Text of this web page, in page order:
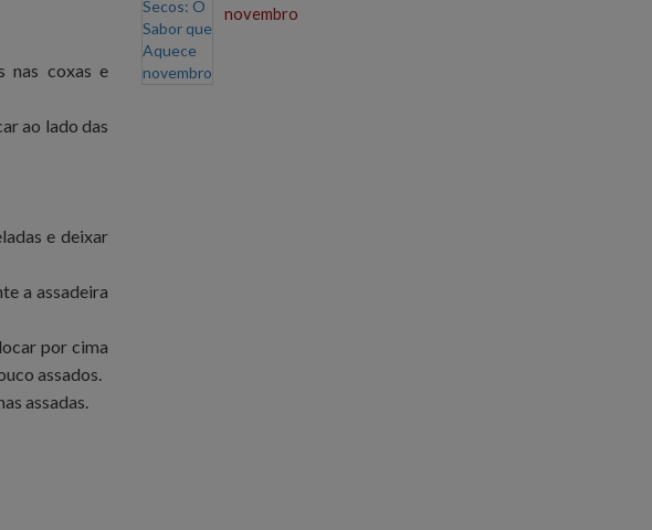
nas coxas e
ao lado das
e deixar
a assadeira
por cima
assados.
assadas.
novembro